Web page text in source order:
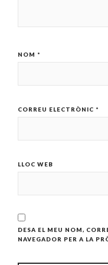
NOM *
CORREU ELECTRÒNIC *
LLOC WEB
DESA EL MEU NOM,
NAVEGADOR PER A LA